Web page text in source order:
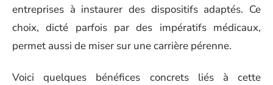
entreprises à instaurer des dispositifs adaptés. Ce
choix, dicté parfois par des impératifs médicaux,
permet aussi de miser sur une carrière pérenne.
Voici quelques bénéfices concrets liés à cette